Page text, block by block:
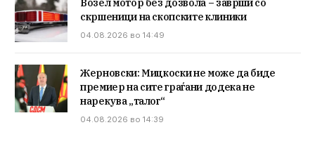
скршеници на скопските клиники
04.08.2026 во 14:49
Жерновски: Мицкоски не може да биде
премиер на сите граѓани додека не
нарекува „талог“
04.08.2026 во 14:39